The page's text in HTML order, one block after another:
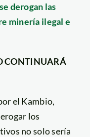
derogan las
minería ilegal e
CONTINUARÁ
el Kambio,
los
no solo sería